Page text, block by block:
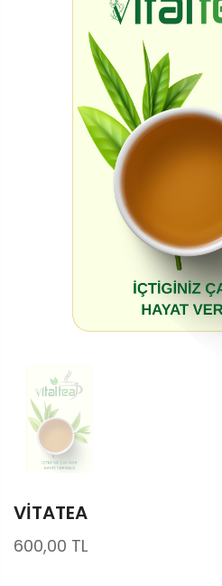
VİTATEA
600,00 TL